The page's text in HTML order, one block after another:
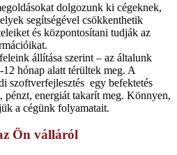
dolgozunk ki cégeknek,
segítségével csökkenthetik
és központosítani tudják az
állítása szerint – az általunk
hónap alatt térültek meg. A
szoftverfejlesztés egy befektetés
pénzt, energiát takarít meg. Könnyen,
a cégünk folyamatait.
Ön válláról